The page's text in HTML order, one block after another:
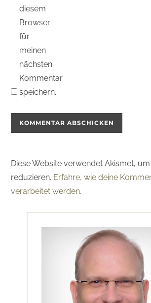
diesem
Browser
für
meinen
nächsten
Kommentar
speichern.
Diese Website verwendet Akismet,
reduzieren. Erfahre, wie deine
verarbeitet werden.